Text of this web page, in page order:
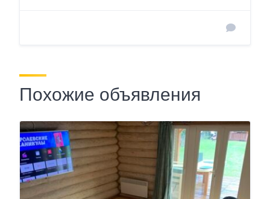
Похожие объявления